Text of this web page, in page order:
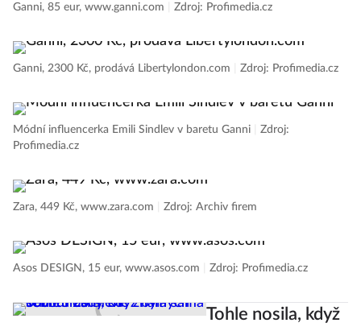
Ganni, 85 eur, www.ganni.com Zdroj: Profimedia.cz
Ganni, 2300 Kč, prodává Libertylondon.com Zdroj: Profimedia.cz
Módní influencerka Emili Sindlev v baretu Ganni
Zdroj:
Profimedia.cz
Zara, 449 Kč, www.zara.com Zdroj: Archiv firem
Asos DESIGN, 15 eur, www.asos.com Zdroj: Profimedia.cz
Tohle nosila, když